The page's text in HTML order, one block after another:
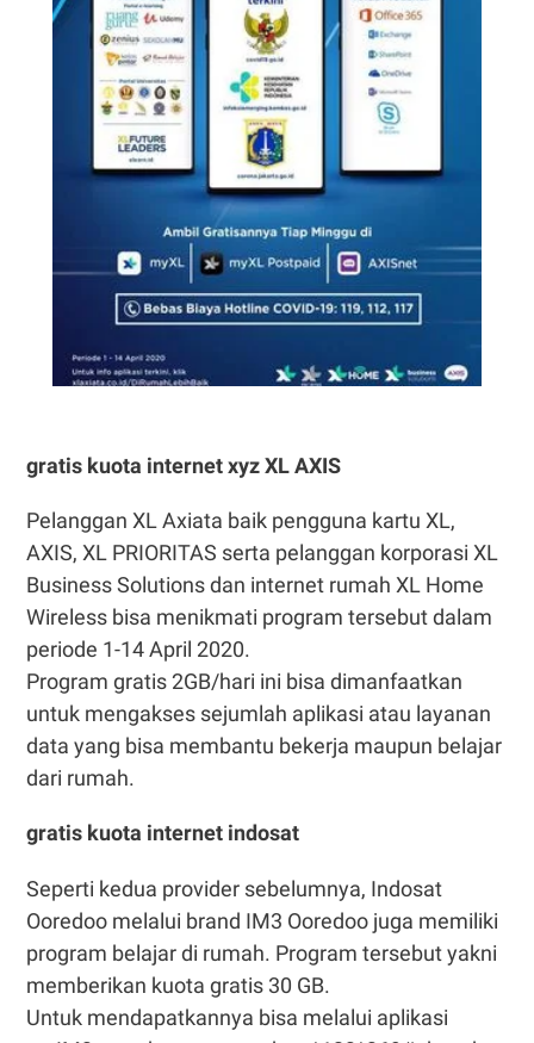
gratis kuota internet xyz XL AXIS
Pelanggan XL Axiata baik pengguna kartu XL,
AXIS, XL PRIORITAS serta pelanggan korporasi XL
Business Solutions dan internet rumah XL Home
Wireless bisa menikmati program tersebut dalam
periode 1-14 April 2020.
Program gratis 2GB/hari ini bisa dimanfaatkan
untuk mengakses sejumlah aplikasi atau layanan
data yang bisa membantu bekerja maupun belajar
dari rumah.
gratis kuota internet indosat
Seperti kedua provider sebelumnya, Indosat
Ooredoo melalui brand IM3 Ooredoo juga memiliki
program belajar di rumah. Program tersebut yakni
memberikan kuota gratis 30 GB.
Untuk mendapatkannya bisa melalui aplikasi